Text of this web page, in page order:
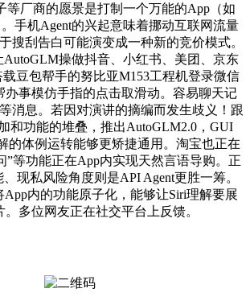
等厂商的愿景是打制一个万能的App（如
手机Agent的兴起意味着挪动互联网流量
搜刮告白可能演变成一种新的竞价模式。
AutoGLM操做抖音、小红书、美团、京东
豆包帮手的努比亚M153工程机登录微信
办事模仿手指的点击取滑动。容易聊天记
消息。若因对演讲的摘编而发生歧义！跟
和功能的堆叠，推出AutoGLM2.0，GUI
的体例运转能够更矫捷通用。淘宝也正在
”等功能正在App内实现天然言语导购。正
现私风险角度则是API Agent更胜一筹。
内的功能原子化，能够让Siri理解要展
。多位网友正在社交平台上反馈。